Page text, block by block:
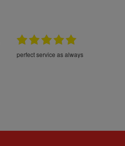
perfect service as always